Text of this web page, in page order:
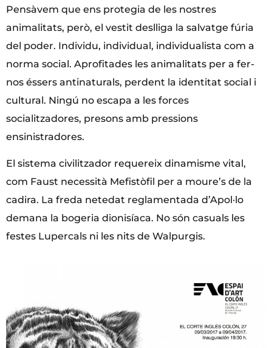
Pensàvem que ens protegia de les nostres
animalitats, però, el vestit deslliga la salvatge fúria
del poder. Individu, individual, individualista com a
norma social. Aprofitades les animalitats per a fer-
nos éssers antinaturals, perdent la identitat social i
cultural. Ningú no escapa a les forces
socialitzadores, presons amb pressions
ensinistradores.
El sistema civilitzador requereix dinamisme vital,
com Faust necessità Mefistòfil per a moure’s de la
cadira. La freda netedat reglamentada d’Apol·lo
demana la bogeria dionisíaca. No són casuals les
festes Lupercals ni les nits de Walpurgis.